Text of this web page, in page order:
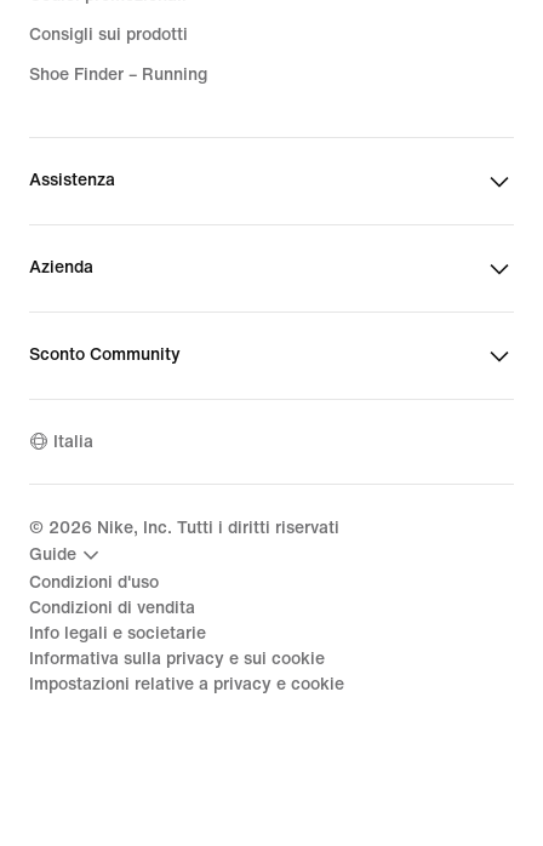
Consigli sui prodotti
Shoe Finder – Running
Assistenza
Azienda
Sconto Community
Italia
© 2026 Nike, Inc. Tutti i diritti riservati
Guide
Condizioni d'uso
Condizioni di vendita
Info legali e societarie
Informativa sulla privacy e sui cookie
Impostazioni relative a privacy e cookie